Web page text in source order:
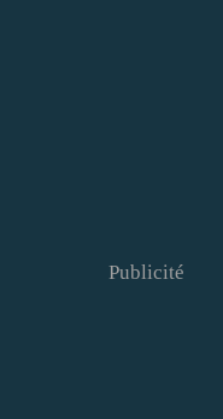
Publicité